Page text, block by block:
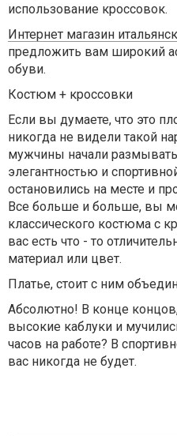
использование кроссовок.
Интернет магазин
предложить вам широкий
обуви.
Костюм + кроссовки
Если вы думаете, что это
никогда не видели такой
мужчины начали
элегантностью и
остановились на месте и
Все больше и больше, вы
классического костюма с
вас есть что - то
материал или цвет.
Платье, стоит с ним
Абсолютно! В конце
высокие каблуки и
часов на работе? В
вас никогда не будет.